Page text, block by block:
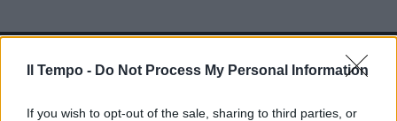
Il Tempo - Do Not Process My Personal Information
If you wish to opt-out of the sale, sharing to third parties, or